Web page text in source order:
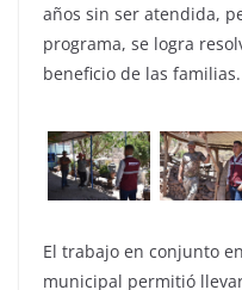
años sin ser atendida,
programa, se logra
beneficio de las familias.
El trabajo en conjunto
municipal permitió